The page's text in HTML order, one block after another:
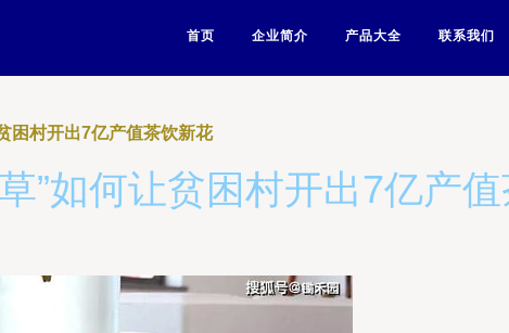
首页 企业简介 产品大全 联系我们
困村开出7亿产值茶饮新花
”如何让贫困村开出7亿产